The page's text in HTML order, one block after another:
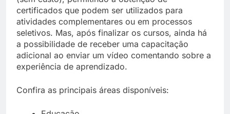
certificados que podem ser utilizados para
atividades complementares ou em processos
seletivos. Mas, após finalizar os cursos, ainda há
a possibilidade de receber uma capacitação
adicional ao enviar um vídeo comentando sobre a
experiência de aprendizado.
Confira as principais áreas disponíveis: